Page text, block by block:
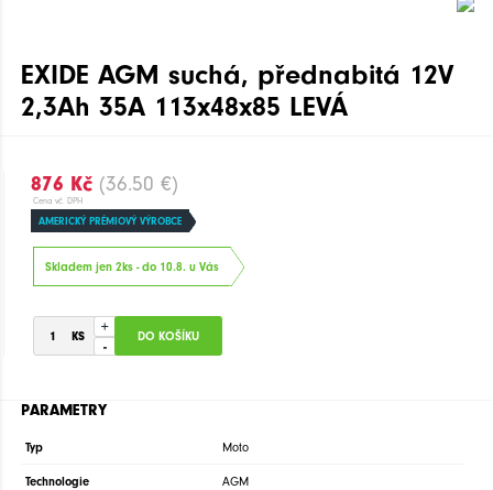
EXIDE AGM suchá, přednabitá 12V
2,3Ah 35A 113x48x85 LEVÁ
876 Kč (36.50 €)
Cena vč. DPH
AMERICKÝ PRÉMIOVÝ VÝROBCE
Skladem jen 2ks - do 10.8. u Vás
+
-
PARAMETRY
Typ Moto
Technologie AGM